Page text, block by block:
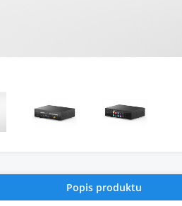
Popis produktu